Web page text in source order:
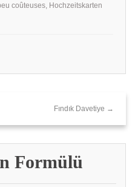
coûteuses, Hochzeitskarten
Fındık Davetiye →
Formülü